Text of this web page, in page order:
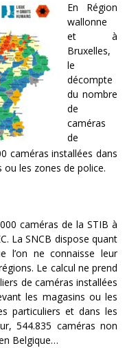
En Région
wallonne
et à
Bruxelles,
le
décompte
du nombre
de
caméras
de
caméras installées dans
ou les zones de police.
caméras de la STIB à
La SNCB dispose quant
l’on ne connaisse leur
Le calcul ne prend
de caméras installées
les magasins ou les
particuliers et dans les
544.835 caméras non
Belgique…